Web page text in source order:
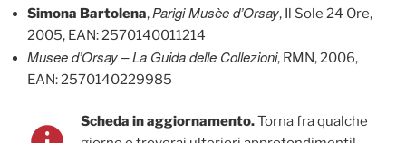
Simona Bartolena, Parigi Musèe d’Orsay, Il Sole 24 Ore,
2005, EAN: 2570140011214
Musee d’Orsay – La Guida delle Collezioni, RMN, 2006,
EAN: 2570140229985
Scheda in aggiornamento.Torna fra qualche